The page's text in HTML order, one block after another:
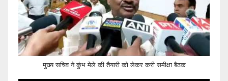
मुख्य सचिव ने कुंभ मेले की तैयारी को लेकर करी समीक्षा बैठक